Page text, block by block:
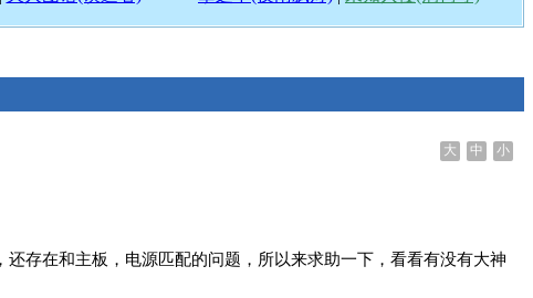
大 中 小
存在和主板，电源匹配的问题，所以来求助一下，看看有没有大神